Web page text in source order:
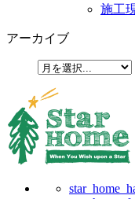
施工
アーカイブ